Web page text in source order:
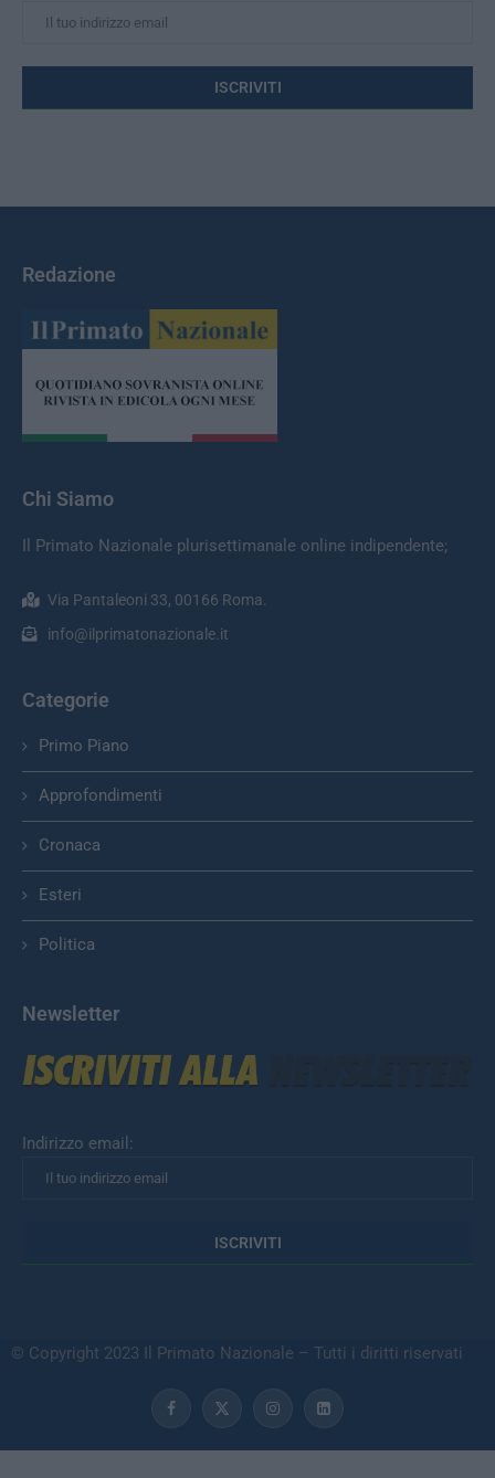
Redazione
Chi Siamo
Il Primato Nazionale plurisettimanale online indipendente;
Via Pantaleoni 33, 00166 Roma.
info@ilprimatonazionale.it
Categorie
Primo Piano
Approfondimenti
Cronaca
Esteri
Politica
Newsletter
Indirizzo email:
© Copyright 2023 Il Primato Nazionale – Tutti i diritti riservati